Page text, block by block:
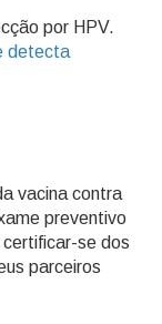
por HPV.
detecta
vacina contra
preventivo
se dos
parceiros